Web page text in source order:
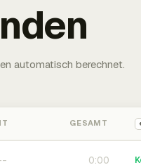
automatisch berechnet.
GESAMT
0:00